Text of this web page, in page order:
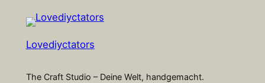
Lovediyctators
The Craft Studio – Deine Welt, handgemacht.